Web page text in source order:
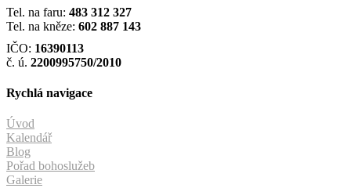
Tel. na faru: 483 312 327
Tel. na kněze: 602 887 143
IČO: 16390113
č. ú. 2200995750/2010
Rychlá navigace
Úvod
Kalendář
Blog
Pořad bohoslužeb
Galerie